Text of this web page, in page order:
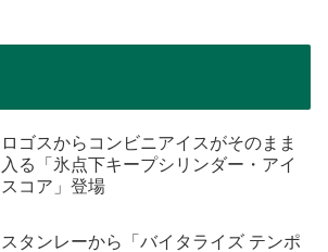
ロゴスからコンビニアイスがそのまま
入る「氷点下キープシリンダー・アイ
スコア」登場
スタンレーから「バイタライズ テンポ